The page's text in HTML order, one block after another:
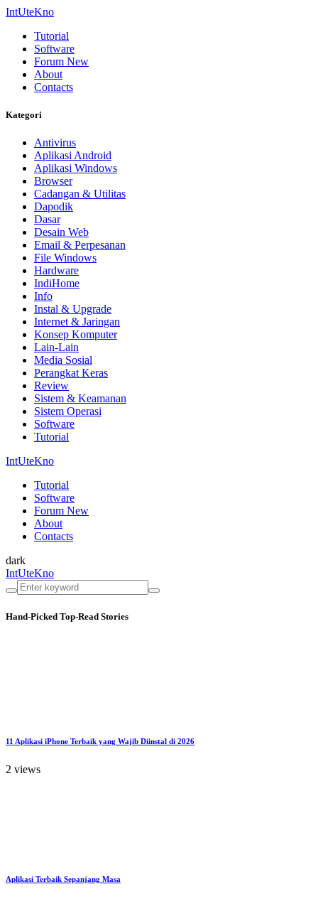
IntUteKno
Tutorial
Software
Forum New
About
Contacts
Kategori
Antivirus
Aplikasi Android
Aplikasi Windows
Browser
Cadangan & Utilitas
Dapodik
Dasar
Desain Web
Email & Perpesanan
File Windows
Hardware
IndiHome
Info
Instal & Upgrade
Internet & Jaringan
Konsep Komputer
Lain-Lain
Media Sosial
Perangkat Keras
Review
Sistem & Keamanan
Sistem Operasi
Software
Tutorial
IntUteKno
Tutorial
Software
Forum New
About
Contacts
dark
IntUteKno
Hand-Picked Top-Read Stories
11 Aplikasi iPhone Terbaik yang Wajib Diinstal di 2026
2 views
Aplikasi Terbaik Sepanjang Masa